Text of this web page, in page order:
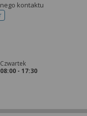
kontaktu
do rejestracji
Czwartek
08:00 - 17:30